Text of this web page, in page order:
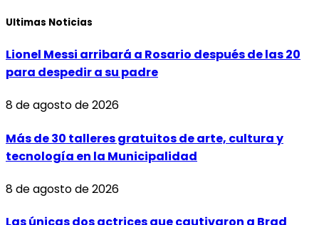
Ultimas Noticias
Lionel Messi arribará a Rosario después de las 20
para despedir a su padre
8 de agosto de 2026
Más de 30 talleres gratuitos de arte, cultura y
tecnología en la Municipalidad
8 de agosto de 2026